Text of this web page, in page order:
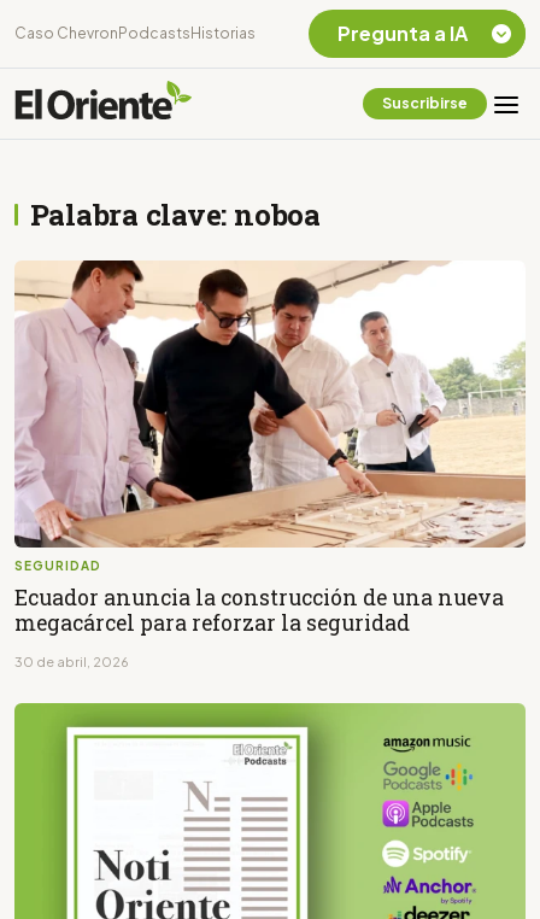
Caso Chevron Podcasts Historias
Suscribirse
Palabra clave: noboa
SEGURIDAD
Ecuador anuncia la construcción de una nueva
megacárcel para reforzar la seguridad
30 de abril, 2026
Pregunta a IA
Amazonia Ecuatoriana
¿En que consiste la
tasa minera que rige en
Ecuador?